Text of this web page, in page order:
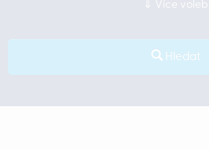
Více voleb
Hledat